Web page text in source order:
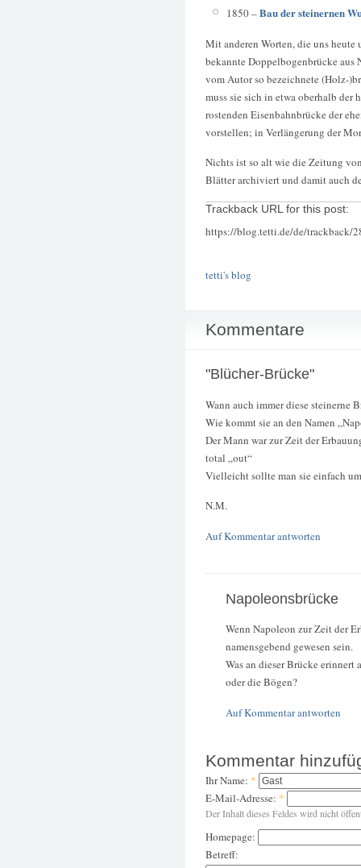
1850 –Bau der steinernen
Mit anderen Worten, die uns heute
bekannte Doppelbogenbrücke
vom Autor so bezeichnete (Holz-
muss sie sich in etwa oberhalb der
rostenden Eisenbahnbrücke der
vorstellen; in Verlängerung der
Nichts ist so alt wie die Zeitung
Blätter archiviert und damit auch
Trackback URL for this post:
https://blog.tetti.de/de/trackback/
tetti's blog
Kommentare
"Blücher-Brücke"
Wann auch immer diese steinerne
Wie kommt sie an den Namen
Der Mann war zur Zeit der
total „out“
Vielleicht sollte man sie einfach
N.M.
Auf Kommentar antworten
Napoleonsbrücke
Wenn Napoleon zur Zeit der
namensgebend gewesen sein.
Was an dieser Brücke
oder die Bögen?
Auf Kommentar antworten
Kommentar
Ihr Name: *
E-Mail-Adresse: *
Der Inhalt dieses Feldes wird nicht
Homepage:
Betreff: